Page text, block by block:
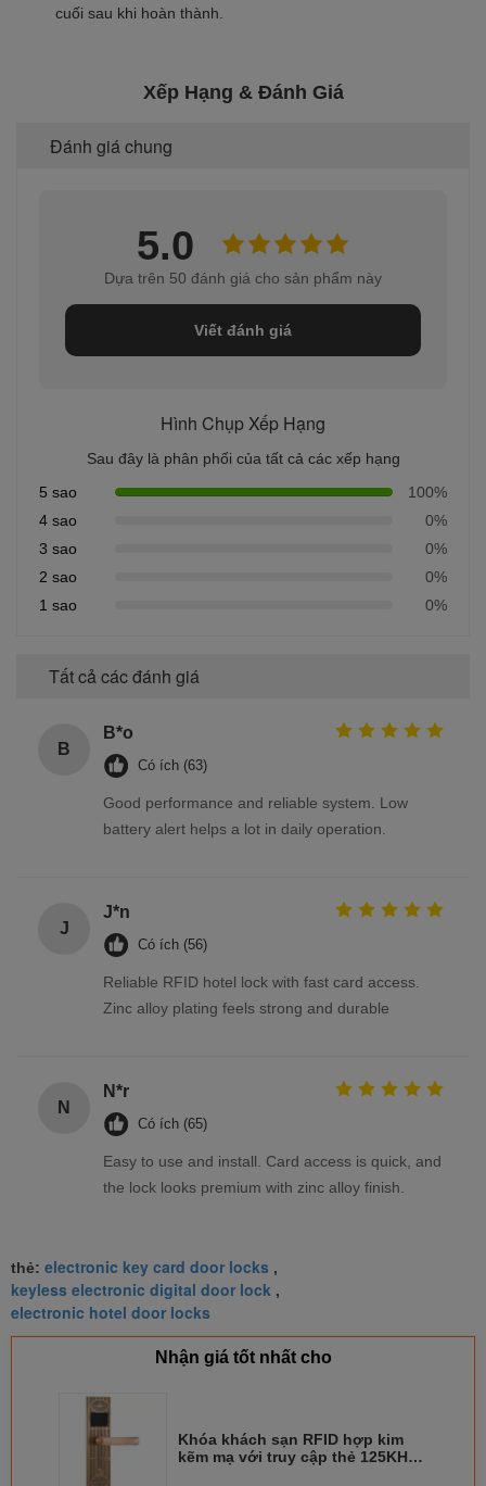
cuối sau khi hoàn thành.
Xếp Hạng & Đánh Giá
Đánh giá chung
5.0
Dựa trên 50 đánh giá cho sản phẩm này
Viết đánh giá
Hình Chụp Xếp Hạng
Sau đây là phân phối của tất cả các xếp hạng
5 sao
100%
4 sao
0%
3 sao
0%
2 sao
0%
1 sao
0%
Tất cả các đánh giá
B
B*o
Có ích (63)
Good performance and reliable system. Low
battery alert helps a lot in daily operation.
J
J*n
Có ích (56)
Reliable RFID hotel lock with fast card access.
Zinc alloy plating feels strong and durable
N
N*r
Có ích (65)
Easy to use and install. Card access is quick, and
the lock looks premium with zinc alloy finish.
thẻ: electronic key card door locks ,
keyless electronic digital door lock ,
electronic hotel door locks
Nhận giá tốt nhất cho
Khóa khách sạn RFID hợp kim
kẽm mạ với truy cập thẻ 125KHz /